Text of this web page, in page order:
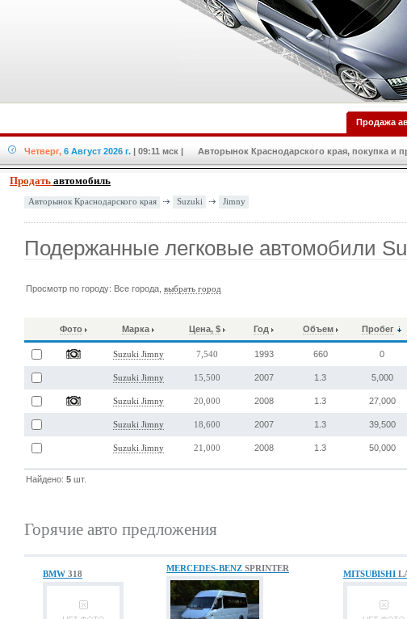
Продажа
Четверг, 6 Август 2026 г. | 09:11 мск | Авторынок Краснодарского края, покупка и
Продать автомобиль
Авторынок Краснодарского края Suzuki Jimny
Подержанные легковые автомобили
Просмотр по городу: Все города,выбрать город
Фото Марка Цена, $ Год Объем Пробег
Suzuki Jimny 7,540 1993 660 0
Suzuki Jimny 15,500 2007 1.3 5,000
Suzuki Jimny 20,000 2008 1.3 27,000
Suzuki Jimny 18,600 2007 1.3 39,500
Suzuki Jimny 21,000 2008 1.3 50,000
Найдено:5 шт.
Горячие авто предложения
BMW 318
MERCEDES-BENZ SPRINTER
MITSUBISHI